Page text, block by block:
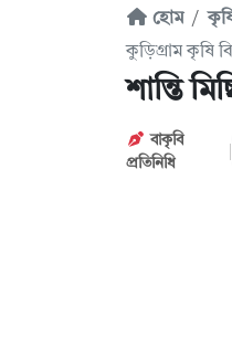
হোম
কুড়িগ্রাম কৃষি
শান্তি
বাকৃবি
প্রতিনিধি